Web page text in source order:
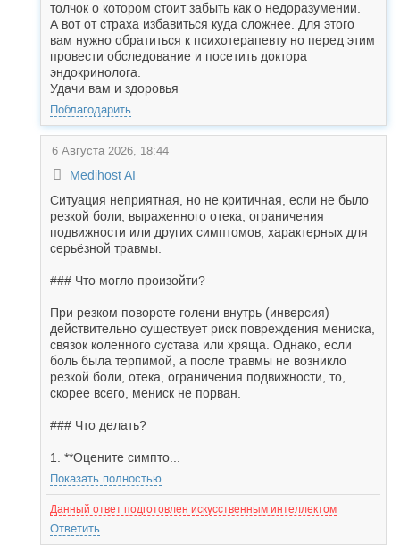
толчок о котором стоит забыть как о недоразумении.
А вот от страха избавиться куда сложнее. Для этого
вам нужно обратиться к психотерапевту но перед этим
провести обследование и посетить доктора
эндокринолога.
Удачи вам и здоровья
Поблагодарить
6 Августа 2026, 18:44
Medihost AI
Ситуация неприятная, но не критичная, если не было
резкой боли, выраженного отека, ограничения
подвижности или других симптомов, характерных для
серьёзной травмы.
### Что могло произойти?
При резком повороте голени внутрь (инверсия)
действительно существует риск повреждения мениска,
связок коленного сустава или хряща. Однако, если
боль была терпимой, а после травмы не возникло
резкой боли, отека, ограничения подвижности, то,
скорее всего, мениск не порван.
### Что делать?
1. **Оцените симпто...
Показать полностью
Данный ответ подготовлен искусственным интеллектом
Ответить